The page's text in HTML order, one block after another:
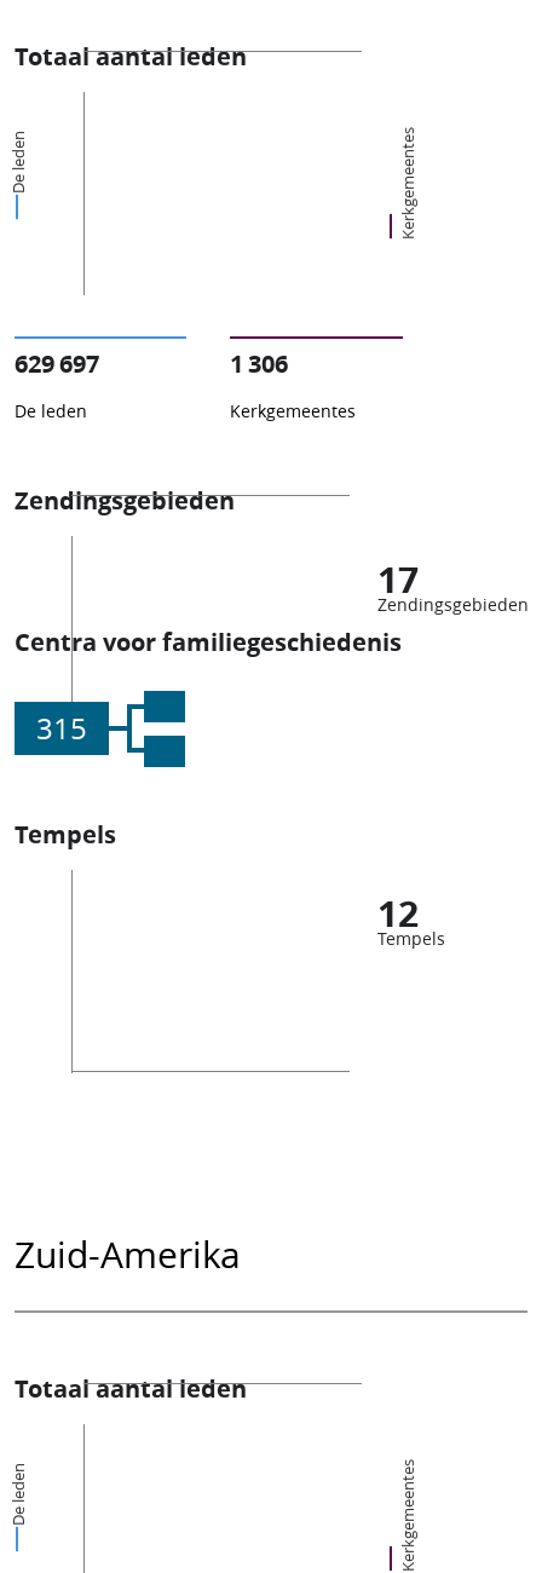
Totaal aantal leden
De leden Kerkgemeentes
629 697
De leden
1 306
Kerkgemeentes
Zendingsgebieden
17
Zendingsgebieden
Centra voor familiegeschiedenis
315
Tempels
12
Tempels
Zuid-Amerika
Totaal aantal leden
De leden Kerkgemeentes